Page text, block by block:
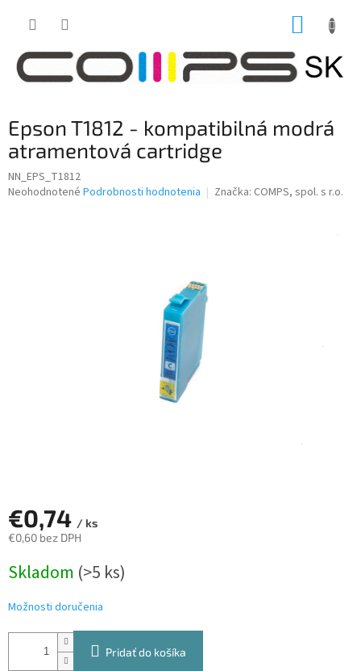
Epson T1812 - kompatibilná modrá
atramentová cartridge
NN_EPS_T1812
Priemerné
Neohodnotené Podrobnosti hodnotenia Značka: COMPS, spol. s r.o.
€0,74 / ks
€0,60 bez DPH
cena:
Skladom (>5 ks)
Možnosti doručenia
Pridať do košíka